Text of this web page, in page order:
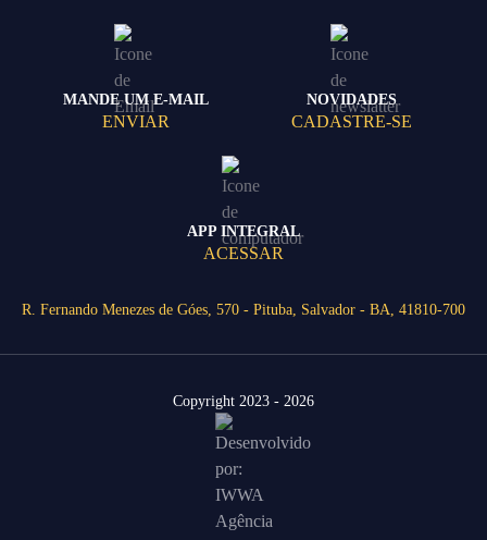
MANDE UM E-MAIL
ENVIAR
NOVIDADES
CADASTRE-SE
APP INTEGRAL
ACESSAR
R. Fernando Menezes de Góes, 570 - Pituba, Salvador - BA, 41810-700
Copyright 2023 - 2026